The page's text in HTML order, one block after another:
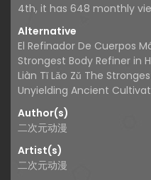
4th, it has 648 monthly
Alternative
El Refinador De Cuerpos
Strongest Body Refiner in
Liàn Tǐ Lǎo Zǔ The
Unyielding Ancient
Author(s)
二次元动漫
Artist(s)
二次元动漫